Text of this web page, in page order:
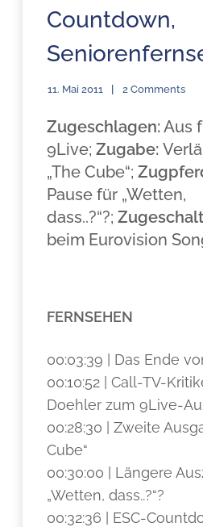
Countdown,
11. Mai 2011 2 Comments
Zugeschlagen: Aus
9Live;Zugabe:
„The Cube“;
Pause für „Wetten,
dass..?“?;
beim Eurovision
FERNSEHEN
00:03:39 | Das Ende
00:10:52 | Call-TV-
Doehler zum 9Live-
00:28:30 | Zweite
Cube“
00:30:00 | Längere
„Wetten, dass..?“?
00:32:36 | ESC-